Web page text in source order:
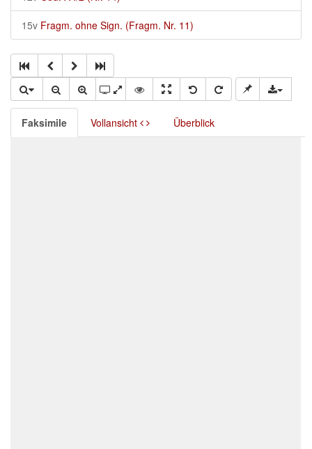
15v Fragm. ohne Sign. (Fragm. Nr. 11)
Faksimile Vollansicht Überblick